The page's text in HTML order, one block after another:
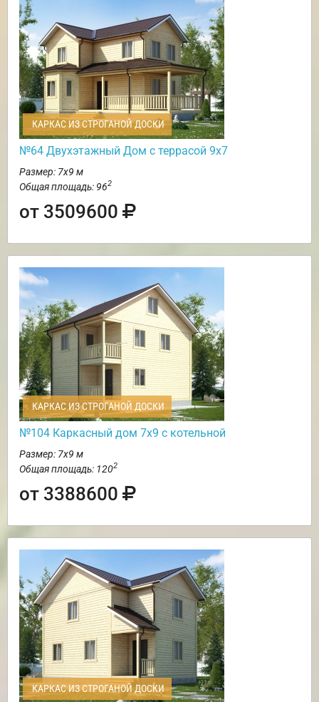
КАРКАС ИЗ СТРОГАНОЙ ДОСКИ
№64 Двухэтажный Дом с террасой 9х7
Размер: 7х9 м
Общая площадь: 962
от 3509600
КАРКАС ИЗ СТРОГАНОЙ ДОСКИ
№104 Каркасный дом 7х9 с котельной
Размер: 7х9 м
Общая площадь: 1202
от 3388600
КАРКАС ИЗ СТРОГАНОЙ ДОСКИ